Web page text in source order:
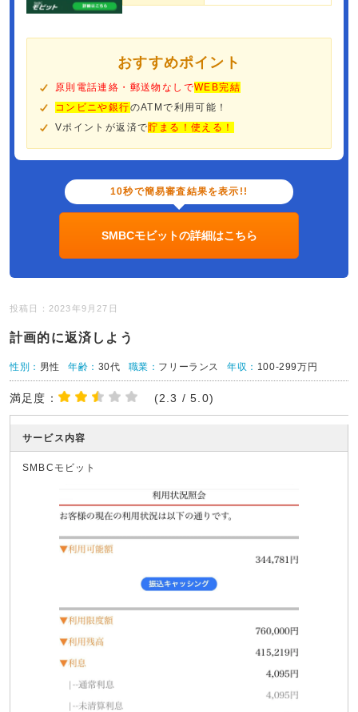
おすすめポイント
原則電話連絡・郵送物なしでWEB完結
コンビニや銀行のATMで利用可能！
Vポイントが返済で貯まる！使える！
10秒で簡易審査結果を表示!!
SMBCモビットの詳細はこちら
投稿日：2023年9月27日
計画的に返済しよう
性別： 男性 年齢： 30代 職業： フリーランス 年収： 100-299万円
満足度： (2.3 / 5.0)
サービス内容
SMBCモビット